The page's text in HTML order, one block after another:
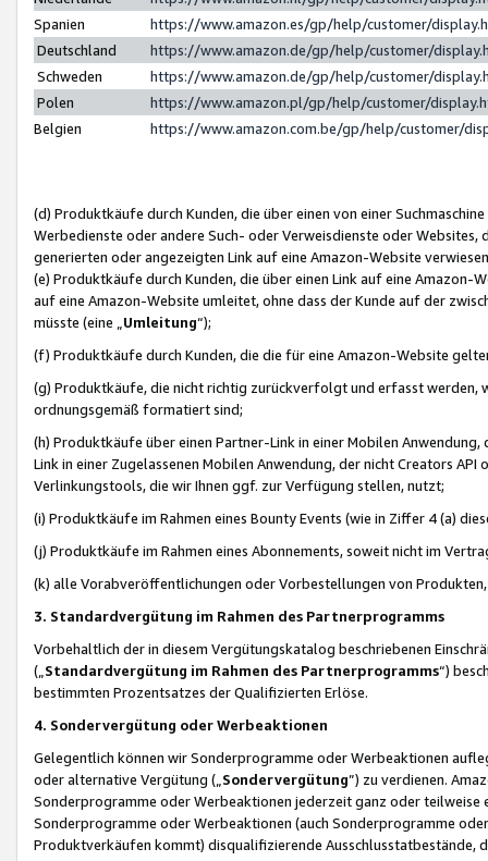
Spanien
https://www.amazon.es/gp/help/customer/
Deutschland
https://www.amazon.de/gp/help/customer/
Schweden
https://www.amazon.de/gp/help/customer/
Polen
https://www.amazon.pl/gp/help/customer/
Belgien
https://www.amazon.com.be/gp/help/customer/
(d) Produktkäufe durch Kunden, die über einen von einer
Werbedienste oder andere Such- oder Verweisdienste oder Websites,
generierten oder angezeigten Link auf eine Amazon-Website
(e) Produktkäufe durch Kunden, die über einen Link auf eine
auf eine Amazon-Website umleitet, ohne dass der Kunde auf der
müsste (eine „ Umleitung“);
(f) Produktkäufe durch Kunden, die die für eine Amazon-Website
(g) Produktkäufe, die nicht richtig zurückverfolgt und erfasst werden,
ordnungsgemäß formatiert sind;
(h) Produktkäufe über einen Partner-Link in einer Mobilen
Link in einer Zugelassenen Mobilen Anwendung, der nicht Creators
Verlinkungstools, die wir Ihnen ggf. zur Verfügung stellen, nutzt;
(i) Produktkäufe im Rahmen eines Bounty Events (wie in Ziffer 4 (a)
(j) Produktkäufe im Rahmen eines Abonnements, soweit nicht im
(k) alle Vorabveröffentlichungen oder Vorbestellungen von
3. Standardvergütung im Rahmen des Partnerprogramms
Vorbehaltlich der in diesem Vergütungskatalog beschriebenen
(„ Standardvergütung im Rahmen des Partnerprogramms“)
bestimmten Prozentsatzes der Qualifizierten Erlöse.
4. Sondervergütung oder Werbeaktionen
Gelegentlich können wir Sonderprogramme oder Werbeaktionen
oder alternative Vergütung („ Sondervergütung”) zu verdienen.
Sonderprogramme oder Werbeaktionen jederzeit ganz oder
Sonderprogramme oder Werbeaktionen (auch Sonderprogramme
Produktverkäufen kommt) disqualifizierende Ausschlusstatbestände,